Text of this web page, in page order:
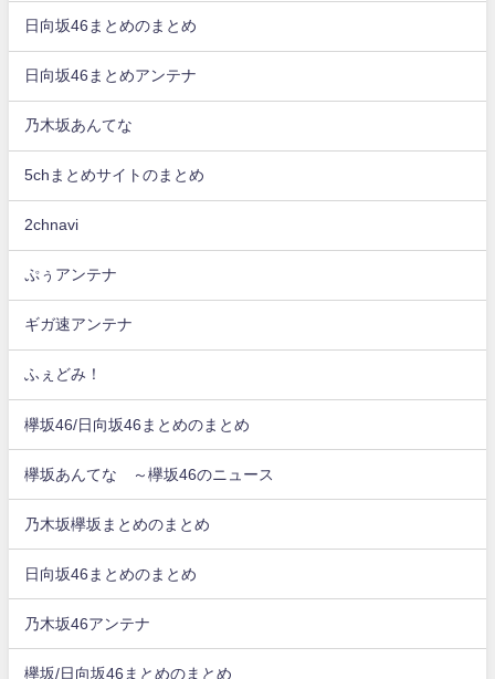
日向坂46まとめのまとめ
日向坂46まとめアンテナ
乃木坂あんてな
5chまとめサイトのまとめ
2chnavi
ぷぅアンテナ
ギガ速アンテナ
ふぇどみ！
欅坂46/日向坂46まとめのまとめ
欅坂あんてな ～欅坂46のニュース
乃木坂欅坂まとめのまとめ
日向坂46まとめのまとめ
乃木坂46アンテナ
欅坂/日向坂46まとめのまとめ